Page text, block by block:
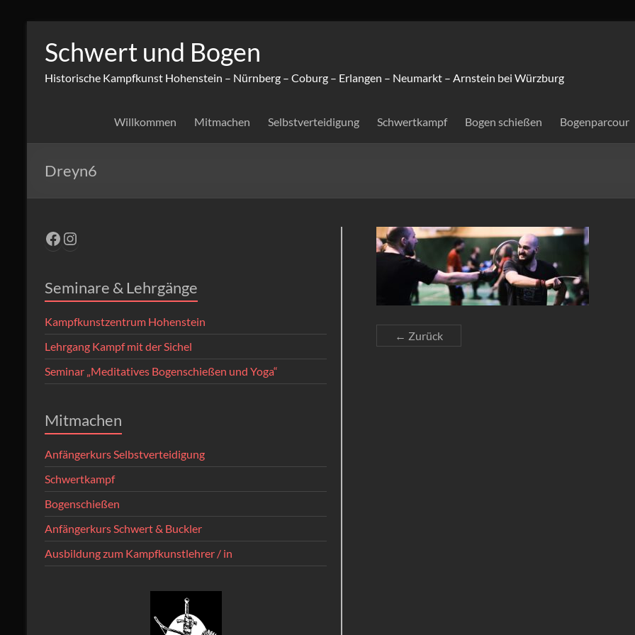
Inhalt
springen
Schwert und Bogen
Historische Kampfkunst Hohenstein – Nürnberg – Coburg – Erlangen – Neumarkt – Arnstein bei Würzburg
Willkommen Mitmachen Selbstverteidigung Schwertkampf Bogen schießen Bogenparcour
Dreyn6
← Zurück
Facebook
Instagram
Seminare & Lehrgänge
Kampfkunstzentrum Hohenstein
Lehrgang Kampf mit der Sichel
Seminar „Meditatives Bogenschießen und Yoga“
Mitmachen
Anfängerkurs Selbstverteidigung
Schwertkampf
Bogenschießen
Anfängerkurs Schwert & Buckler
Ausbildung zum Kampfkunstlehrer / in